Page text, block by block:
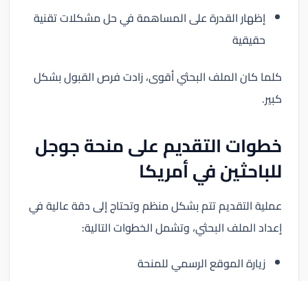
إظهار القدرة على المساهمة في حل مشكلات تقنية
حقيقية
كلما كان الملف البحثي أقوى، زادت فرص القبول بشكل
كبير.
خطوات التقديم على منحة جوجل
للباحثين في أمريكا
عملية التقديم تتم بشكل منظم وتحتاج إلى دقة عالية في
إعداد الملف البحثي، وتشمل الخطوات التالية:
زيارة الموقع الرسمي للمنحة